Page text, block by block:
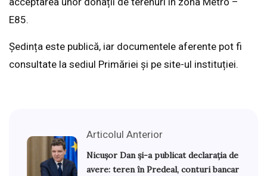
E85.
Ședința este publică, iar documentele aferente pot fi
consultate la sediul Primăriei și pe site-ul instituției.
Articolul Anterior
Nicuşor Dan și-a publicat declarația de
avere: teren în Predeal, conturi bancar